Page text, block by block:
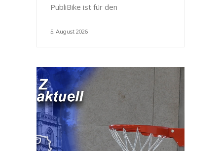
PubliBike ist für den
5. August 2026